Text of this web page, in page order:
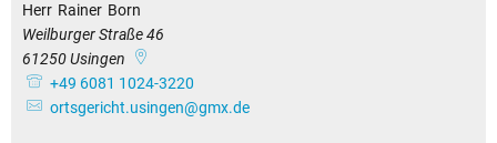
Herr Rainer Born
Weilburger Straße 46
61250Usingen
+49 6081 1024-3220
ortsgericht.usingen@gmx.de